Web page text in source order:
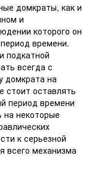
домкраты, как и
и
которого он
времени.
подкатной
всегда с
домкрата на
стоит оставлять
период времени
на некоторые
к серьезной
всего механизма